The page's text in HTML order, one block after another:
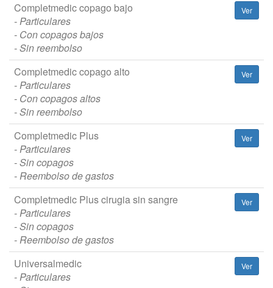
Completmedic copago bajo
- Particulares
- Con copagos bajos
- Sin reembolso
Ver
Completmedic copago alto
- Particulares
- Con copagos altos
- Sin reembolso
Ver
Completmedic Plus
- Particulares
- Sin copagos
- Reembolso de gastos
Ver
Completmedic Plus cirugia sin sangre
- Particulares
- Sin copagos
- Reembolso de gastos
Ver
Universalmedic
- Particulares
Ver